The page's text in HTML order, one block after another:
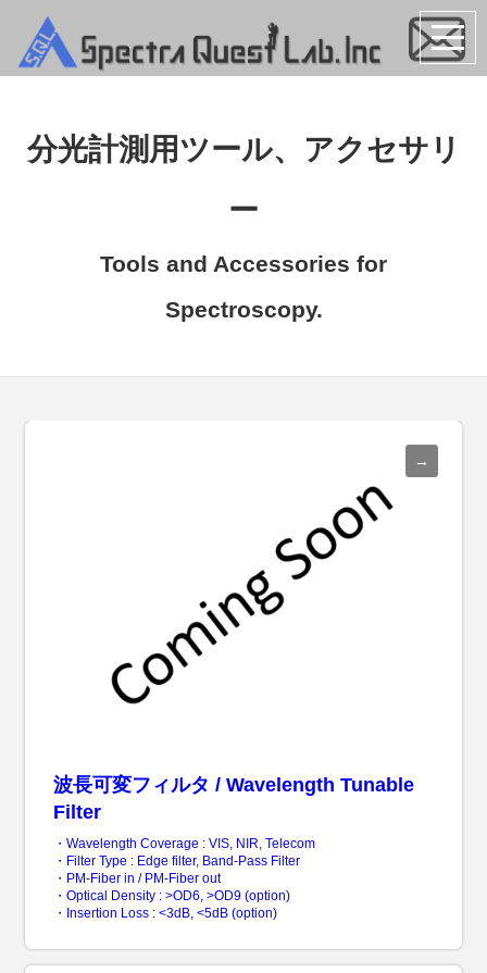
分光計測用ツール、アクセサリ
ー
Tools and Accessories for
Spectroscopy.
波長可変フィルタ / Wavelength Tunable
Filter
・Wavelength Coverage : VIS, NIR, Telecom
・Filter Type : Edge filter, Band-Pass Filter
・PM-Fiber in / PM-Fiber out
・Optical Density : >OD6, >OD9 (option)
・Insertion Loss : <3dB, <5dB (option)